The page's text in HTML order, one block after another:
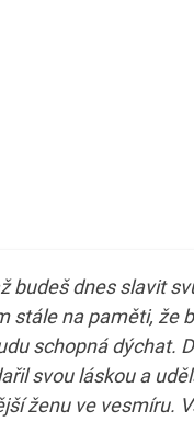
budeš dnes slavit
stále na paměti, že
schopná dýchat.
svou láskou a
ženu ve vesmíru.